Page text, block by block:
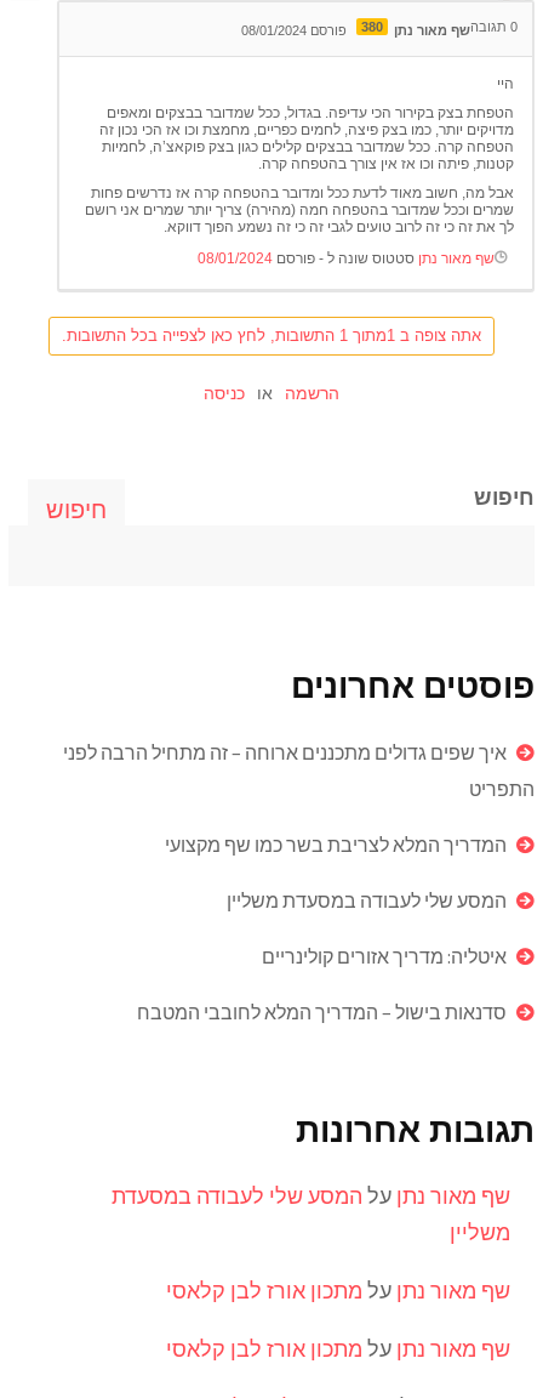
שף מאור נתן 380 פורסם 08/01/2024 0 תגובה
היי
הטפחת בצק בקירור הכי עדיפה. בגדול, ככל שמדובר בבצקים ומאפים
מדויקים יותר, כמו בצק פיצה, לחמים כפריים, מחמצת וכו אז הכי נכון זה
הטפחה קרה. ככל שמדובר בבצקים קלילים כגון בצק פוקאצ’ה, לחמיות
קטנות, פיתה וכו אז אין צורך בהטפחה קרה.
אבל מה, חשוב מאוד לדעת ככל ומדובר בהטפחה קרה אז נדרשים פחות
שמרים וככל שמדובר בהטפחה חמה (מהירה) צריך יותר שמרים אני רושם
לך את זה כי זה לרוב טועים לגבי זה כי זה נשמע הפוך דווקא.
שף מאור נתן סטטוס שונה ל - פורסם 08/01/2024
אתה צופה ב 1מתוך 1 התשובות, לחץ כאן לצפייה בכל התשובות.
הרשמה או כניסה
חיפוש חיפוש
פוסטים אחרונים
איך שפים גדולים מתכננים ארוחה – זה מתחיל הרבה לפני
התפריט
המדריך המלא לצריבת בשר כמו שף מקצועי
המסע שלי לעבודה במסעדת משליין
איטליה: מדריך אזורים קולינריים
סדנאות בישול – המדריך המלא לחובבי המטבח
תגובות אחרונות
שף מאור נתן על המסע שלי לעבודה במסעדת
משליין
שף מאור נתן על מתכון אורז לבן קלאסי
שף מאור נתן על מתכון אורז לבן קלאסי